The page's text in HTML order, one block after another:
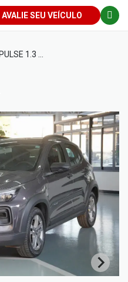
AVALIE SEU VEÍCULO